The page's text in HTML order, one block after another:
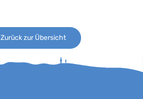
Zurück zur Übersicht